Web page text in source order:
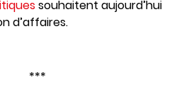
souhaitent aujourd’hui
d’affaires.
***